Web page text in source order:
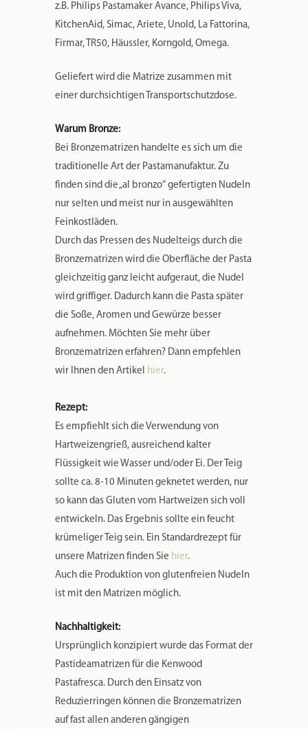
z.B. Philips Pastamaker Avance, Philips Viva,
KitchenAid, Simac, Ariete, Unold, La Fattorina,
Firmar, TR50, Häussler, Korngold, Omega.
Geliefert wird die Matrize zusammen mit
einer durchsichtigen Transportschutzdose.
Warum Bronze:
Bei Bronzematrizen handelte es sich um die
traditionelle Art der Pastamanufaktur. Zu
finden sind die „al bronzo“ gefertigten Nudeln
nur selten und meist nur in ausgewählten
Feinkostläden.
Durch das Pressen des Nudelteigs durch die
Bronzematrizen wird die Oberfläche der Pasta
gleichzeitig ganz leicht aufgeraut, die Nudel
wird griffiger. Dadurch kann die Pasta später
die Soße, Aromen und Gewürze besser
aufnehmen. Möchten Sie mehr über
Bronzematrizen erfahren? Dann empfehlen
wir Ihnen den Artikel
hier.
Rezept:
Es empfiehlt sich die Verwendung von
Hartweizengrieß, ausreichend kalter
Flüssigkeit wie Wasser und/oder Ei. Der Teig
sollte ca. 8-10 Minuten geknetet werden, nur
so kann das Gluten vom Hartweizen sich voll
entwickeln. Das Ergebnis sollte ein feucht
krümeliger Teig sein. Ein Standardrezept für
unsere Matrizen finden Sie hier.
Auch die Produktion von glutenfreien Nudeln
ist mit den Matrizen möglich.
Nachhaltigkeit:
Ursprünglich konzipiert wurde das Format der
Pastideamatrizen für die Kenwood
Pastafresca. Durch den Einsatz von
Reduzierringen können die Bronzematrizen
auf fast allen anderen gängigen